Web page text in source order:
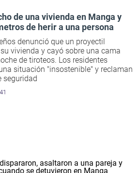
de una vivienda en Manga y
de herir a una persona
denunció que un proyectil
vivienda y cayó sobre una cama
de tiroteos. Los residentes
situación "insostenible" y reclaman
seguridad